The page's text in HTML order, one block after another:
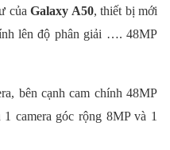
củaGalaxy A50, thiết bị mới
lên độ phân giải …. 48MP
bên cạnh cam chính 48MP
camera góc rộng 8MP và 1